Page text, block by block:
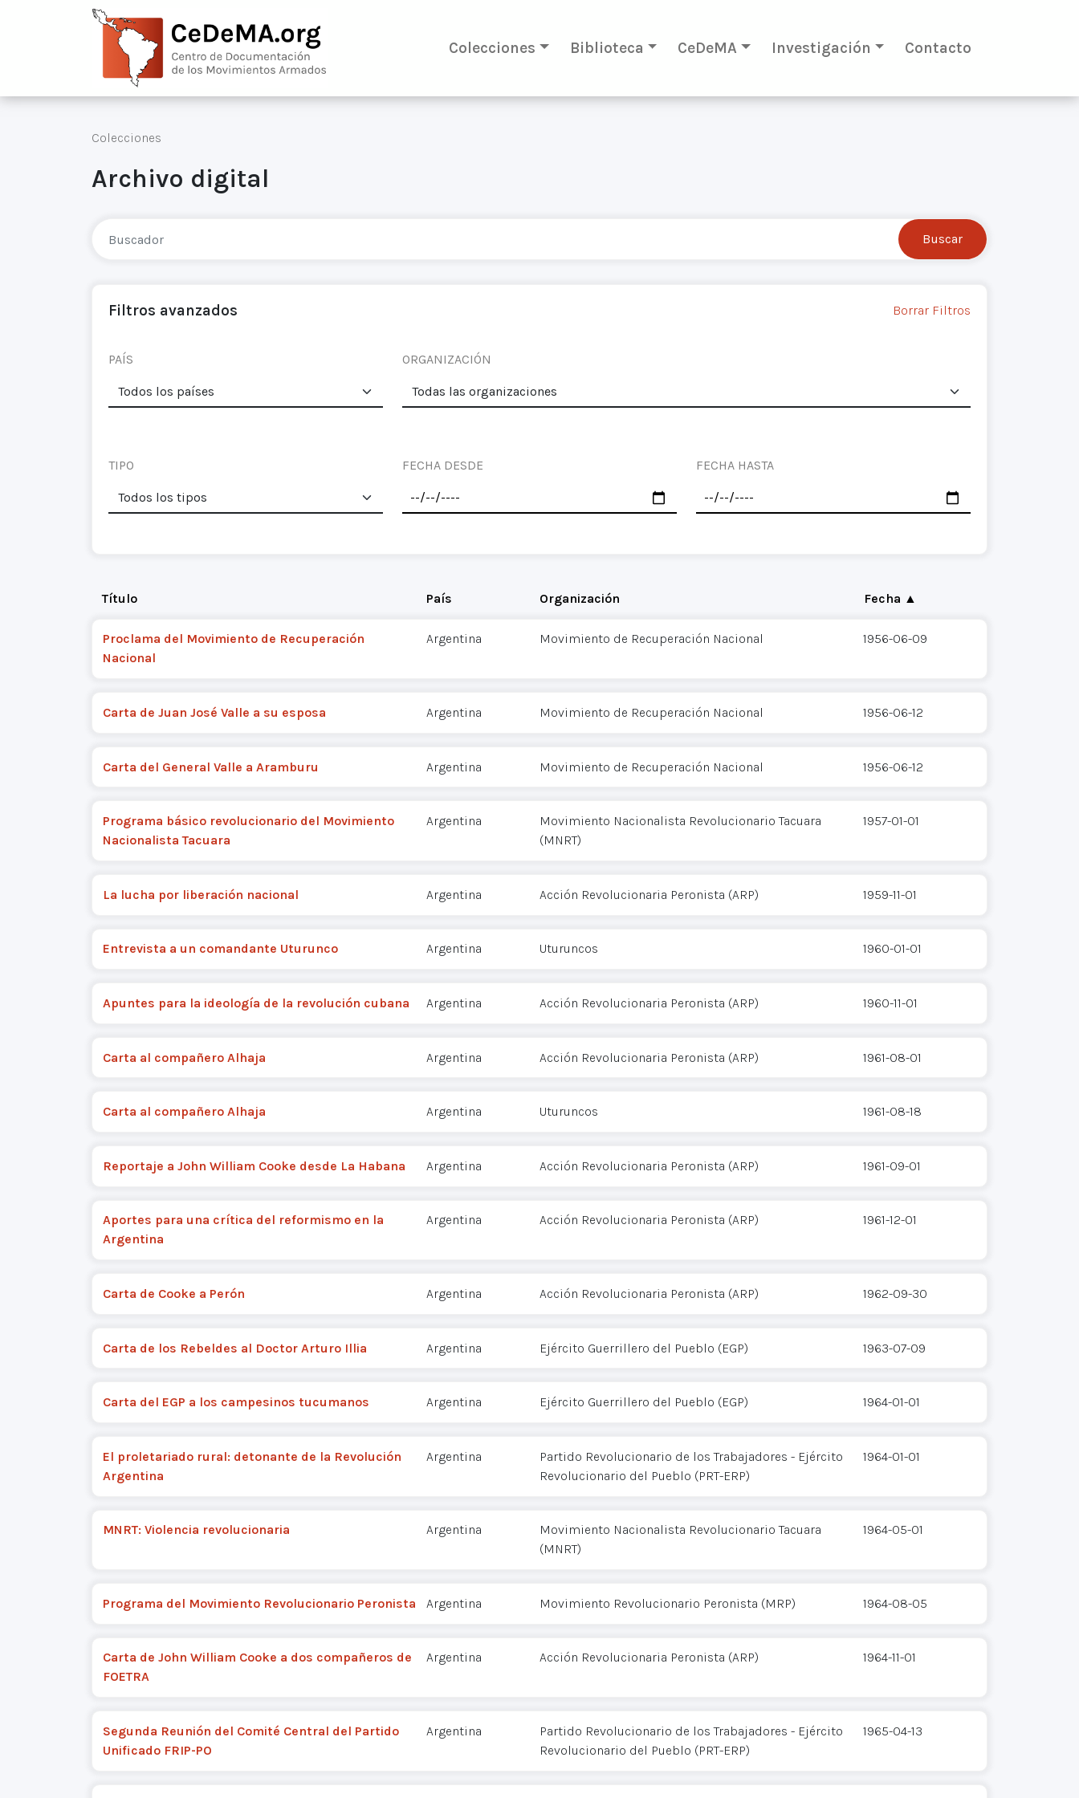
Colecciones Biblioteca CeDeMA Investigación Contacto
Colecciones
Archivo digital
Filtros avanzados Borrar Filtros
PAÍS ORGANIZACIÓN
TIPO FECHA DESDE FECHA HASTA
Título País Organización Fecha ▲
Proclama del Movimiento de Recuperación
Nacional
Argentina Movimiento de Recuperación Nacional 1956-06-09
Carta de Juan José Valle a su esposa Argentina Movimiento de Recuperación Nacional 1956-06-12
Carta del General Valle a Aramburu Argentina Movimiento de Recuperación Nacional 1956-06-12
Programa básico revolucionario del Movimiento
Nacionalista Tacuara
Argentina
Movimiento Nacionalista Revolucionario Tacuara
(MNRT)
1957-01-01
La lucha por liberación nacional Argentina Acción Revolucionaria Peronista (ARP) 1959-11-01
Entrevista a un comandante Uturunco Argentina Uturuncos 1960-01-01
Apuntes para la ideología de la revolución cubana Argentina Acción Revolucionaria Peronista (ARP) 1960-11-01
Carta al compañero Alhaja Argentina Acción Revolucionaria Peronista (ARP) 1961-08-01
Carta al compañero Alhaja Argentina Uturuncos 1961-08-18
Reportaje a John William Cooke desde La Habana Argentina Acción Revolucionaria Peronista (ARP) 1961-09-01
Aportes para una crítica del reformismo en la
Argentina
Argentina Acción Revolucionaria Peronista (ARP) 1961-12-01
Carta de Cooke a Perón Argentina Acción Revolucionaria Peronista (ARP) 1962-09-30
Carta de los Rebeldes al Doctor Arturo Illia Argentina Ejército Guerrillero del Pueblo (EGP) 1963-07-09
Carta del EGP a los campesinos tucumanos Argentina Ejército Guerrillero del Pueblo (EGP) 1964-01-01
El proletariado rural: detonante de la Revolución
Argentina
Argentina
Partido Revolucionario de los Trabajadores - Ejército
Revolucionario del Pueblo (PRT-ERP)
1964-01-01
MNRT: Violencia revolucionaria Argentina
Movimiento Nacionalista Revolucionario Tacuara
(MNRT)
1964-05-01
Programa del Movimiento Revolucionario Peronista Argentina Movimiento Revolucionario Peronista (MRP) 1964-08-05
Carta de John William Cooke a dos compañeros de
FOETRA
Argentina Acción Revolucionaria Peronista (ARP) 1964-11-01
Segunda Reunión del Comité Central del Partido
Unificado FRIP-PO
Argentina
Partido Revolucionario de los Trabajadores - Ejército
Revolucionario del Pueblo (PRT-ERP)
1965-04-13